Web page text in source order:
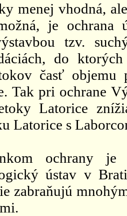
menej vhodná,
je ochrana
tzv.
do
časť
Tak pri ochrane
Latorice
Latorice s
ochrany je
ústav v
zabraňujú